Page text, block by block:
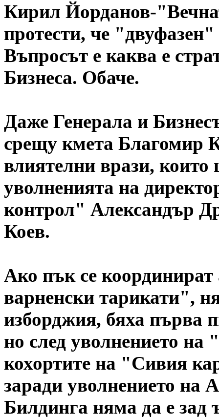
Кирил Йорданов-
протести, че
Въпросът е каква е
Бизнеса. Обаче.
Даже Генерала и
срещу кмета Благомир
влиятелни врази,
уволненията на
контрол" Александър
Коев.
Ако пък се координират
варненски тарикати",
изборджия, бяха първа
но след уволнението
кохортите на "Сивия
заради уволнението на
Билдинга няма да е зад